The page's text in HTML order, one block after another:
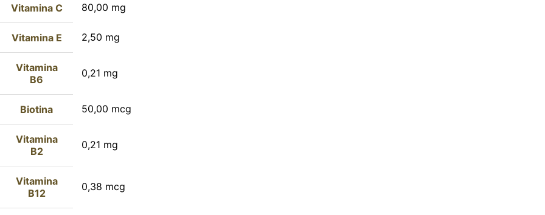
Vitamina C 80,00 mg
Vitamina E 2,50 mg
Vitamina
B6
0,21 mg
Biotina 50,00 mcg
Vitamina
B2
0,21 mg
Vitamina
B12
0,38 mcg